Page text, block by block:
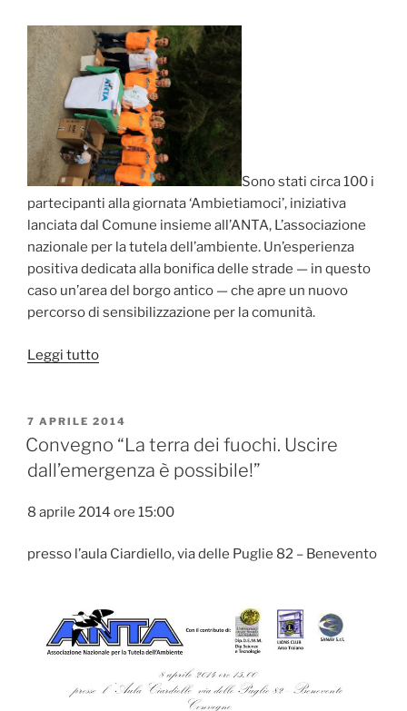
Sono stati circa 100 i
partecipanti alla giornata ‘Ambietiamoci’, iniziativa
lanciata dal Comune insieme all’ANTA, L’associazione
nazionale per la tutela dell’ambiente. Un’esperienza
positiva dedicata alla bonifica delle strade — in questo
caso un’area del borgo antico — che apre un nuovo
percorso di sensibilizzazione per la comunità.
Leggi tutto“Manifestazione
Apice
(BN)”
PUBBLICATO
IL
7 APRILE 2014
Convegno “La terra dei fuochi. Uscire
dall’emergenza è possibile!”
8 aprile 2014 ore 15:00
presso l’aula Ciardiello, via delle Puglie 82 – Benevento